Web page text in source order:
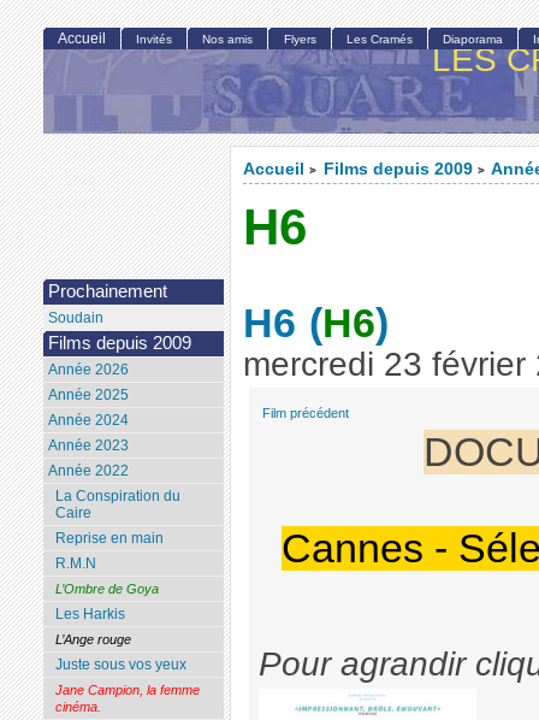
LES
Accueil > Films depuis 2009 >
H6
H6 (H6)
mercredi 23 février
Film précédent
Cannes -
Pour agrandir
Accueil Invités Nos amis Flyers Les Cramés Diaporama
Prochainement
Soudain
Films depuis 2009
Année 2026
Année 2025
Année 2024
Année 2023
Année 2022
La Conspiration du
Caire
Reprise en main
R.M.N
L’Ombre de Goya
Les Harkis
L’Ange rouge
Juste sous vos yeux
Jane Campion, la femme
cinéma.